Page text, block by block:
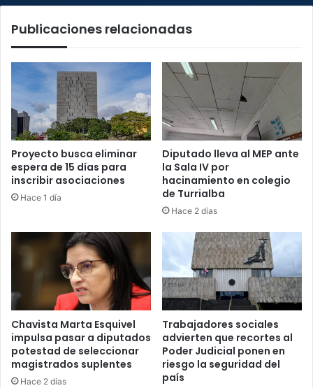
confirma
Publicaciones relacionadas
Proyecto busca eliminar
espera de 15 días para
inscribir asociaciones
Hace 1 día
Diputado lleva al MEP ante
la Sala IV por
hacinamiento en colegio
de Turrialba
Hace 2 días
Chavista Marta Esquivel
impulsa pasar a diputados
potestad de seleccionar
magistrados suplentes
Hace 2 días
Trabajadores sociales
advierten que recortes al
Poder Judicial ponen en
riesgo la seguridad del
país